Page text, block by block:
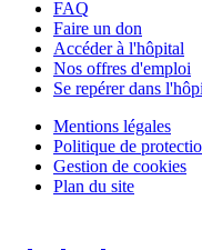
FAQ
Faire un don
Accéder à l'hôpital
Nos offres d'emploi
Se repérer dans
Mentions légales
Politique de
Gestion de cookies
Plan du site